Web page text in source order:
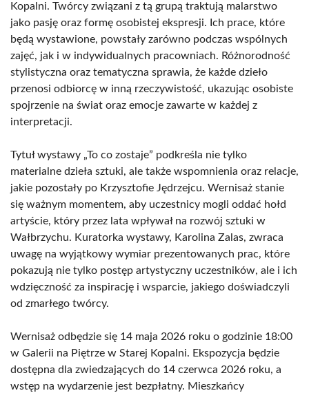
Kopalni. Twórcy związani z tą grupą traktują malarstwo
jako pasję oraz formę osobistej ekspresji. Ich prace, które
będą wystawione, powstały zarówno podczas wspólnych
zajęć, jak i w indywidualnych pracowniach. Różnorodność
stylistyczna oraz tematyczna sprawia, że każde dzieło
przenosi odbiorcę w inną rzeczywistość, ukazując osobiste
spojrzenie na świat oraz emocje zawarte w każdej z
interpretacji.
Tytuł wystawy „To co zostaje” podkreśla nie tylko
materialne dzieła sztuki, ale także wspomnienia oraz relacje,
jakie pozostały po Krzysztofie Jędrzejcu. Wernisaż stanie
się ważnym momentem, aby uczestnicy mogli oddać hołd
artyście, który przez lata wpływał na rozwój sztuki w
Wałbrzychu. Kuratorka wystawy, Karolina Zalas, zwraca
uwagę na wyjątkowy wymiar prezentowanych prac, które
pokazują nie tylko postęp artystyczny uczestników, ale i ich
wdzięczność za inspirację i wsparcie, jakiego doświadczyli
od zmarłego twórcy.
Wernisaż odbędzie się 14 maja 2026 roku o godzinie 18:00
w Galerii na Piętrze w Starej Kopalni. Ekspozycja będzie
dostępna dla zwiedzających do 14 czerwca 2026 roku, a
wstęp na wydarzenie jest bezpłatny. Mieszkańcy